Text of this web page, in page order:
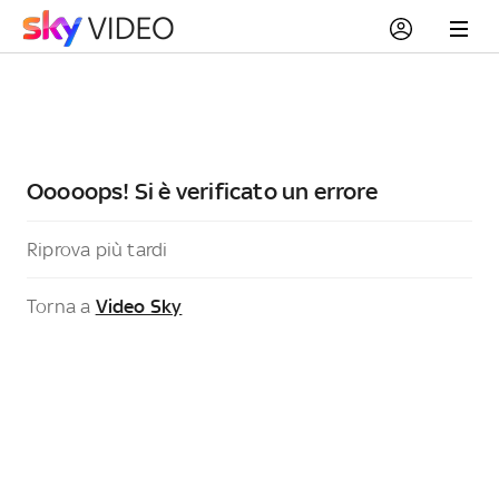
Ooooops! Si è verificato un errore
Riprova più tardi
Torna a Video Sky